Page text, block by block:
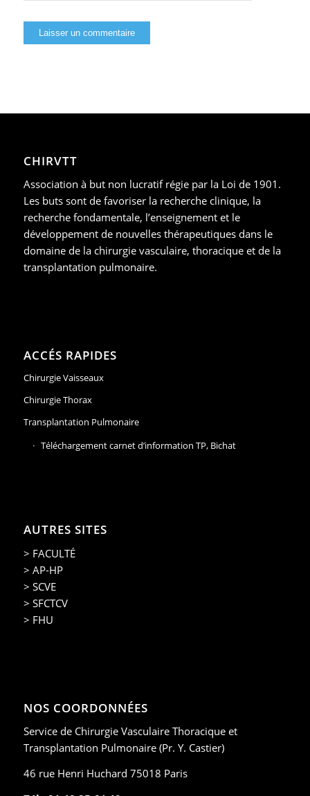
CHIRVTT
Association à but non lucratif régie par la Loi de 1901.
Les buts sont de favoriser la recherche clinique, la
recherche fondamentale, l’enseignement et le
développement de nouvelles thérapeutiques dans le
domaine de la chirurgie vasculaire, thoracique et de la
transplantation pulmonaire.
ACCÉS RAPIDES
Chirurgie Vaisseaux
Chirurgie Thorax
Transplantation Pulmonaire
Téléchargement carnet d’information TP, Bichat
AUTRES SITES
> FACULTÉ
> AP-HP
> SCVE
> SFCTCV
> FHU
NOS COORDONNÉES
Service de Chirurgie Vasculaire Thoracique et
Transplantation Pulmonaire (Pr. Y. Castier)
46 rue Henri Huchard 75018 Paris